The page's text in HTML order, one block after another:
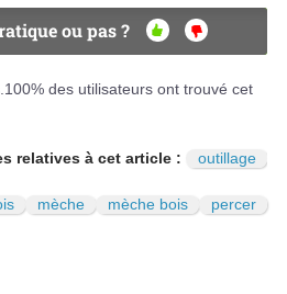
ou pas ?
OU
NO
N
100% des utilisateurs ont trouvé cet
relatives à cet article : outillage
mèche mèche bois percer